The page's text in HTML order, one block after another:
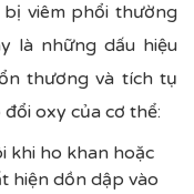
viêm phổi thường
là những dấu hiệu
thương và tích tụ
oxy của cơ thể:
khi ho khan hoặc
hiện dồn dập vào